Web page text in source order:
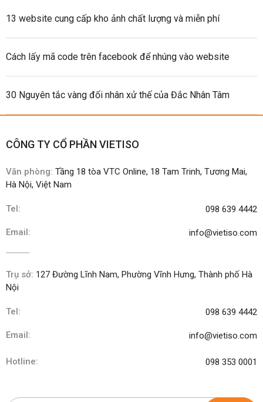
13 website cung cấp kho ảnh chất lượng và miễn phí
Cách lấy mã code trên facebook để nhúng vào website
30 Nguyên tắc vàng đối nhân xử thế của Đắc Nhân Tâm
CÔNG TY CỔ PHẦN VIETISO
Văn phòng: Tầng 18 tòa VTC Online, 18 Tam Trinh, Tương Mai,
Hà Nội, Việt Nam
Tel: 098 639 4442
Email: info@vietiso.com
Trụ sở: 127 Đường Lĩnh Nam, Phường Vĩnh Hưng, Thành phố Hà
Nội
Tel: 098 639 4442
Email: info@vietiso.com
Hotline: 098 353 0001